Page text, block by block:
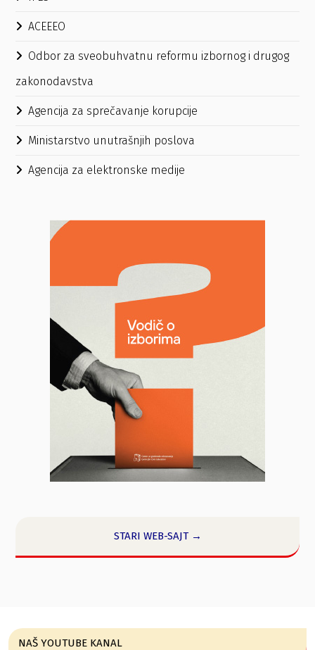
ACEEEO
Odbor za sveobuhvatnu reformu izbornog i drugog
zakonodavstva
Agencija za sprečavanje korupcije
Ministarstvo unutrašnjih poslova
Agencija za elektronske medije
STARI WEB-SAJT →
NAŠ YOUTUBE KANAL